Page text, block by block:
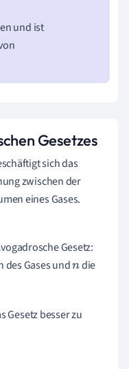
und ist
Gesetzes
sich das
zwischen der
eines Gases.
Gesetz:
des Gases undn die
Gesetz besser zu